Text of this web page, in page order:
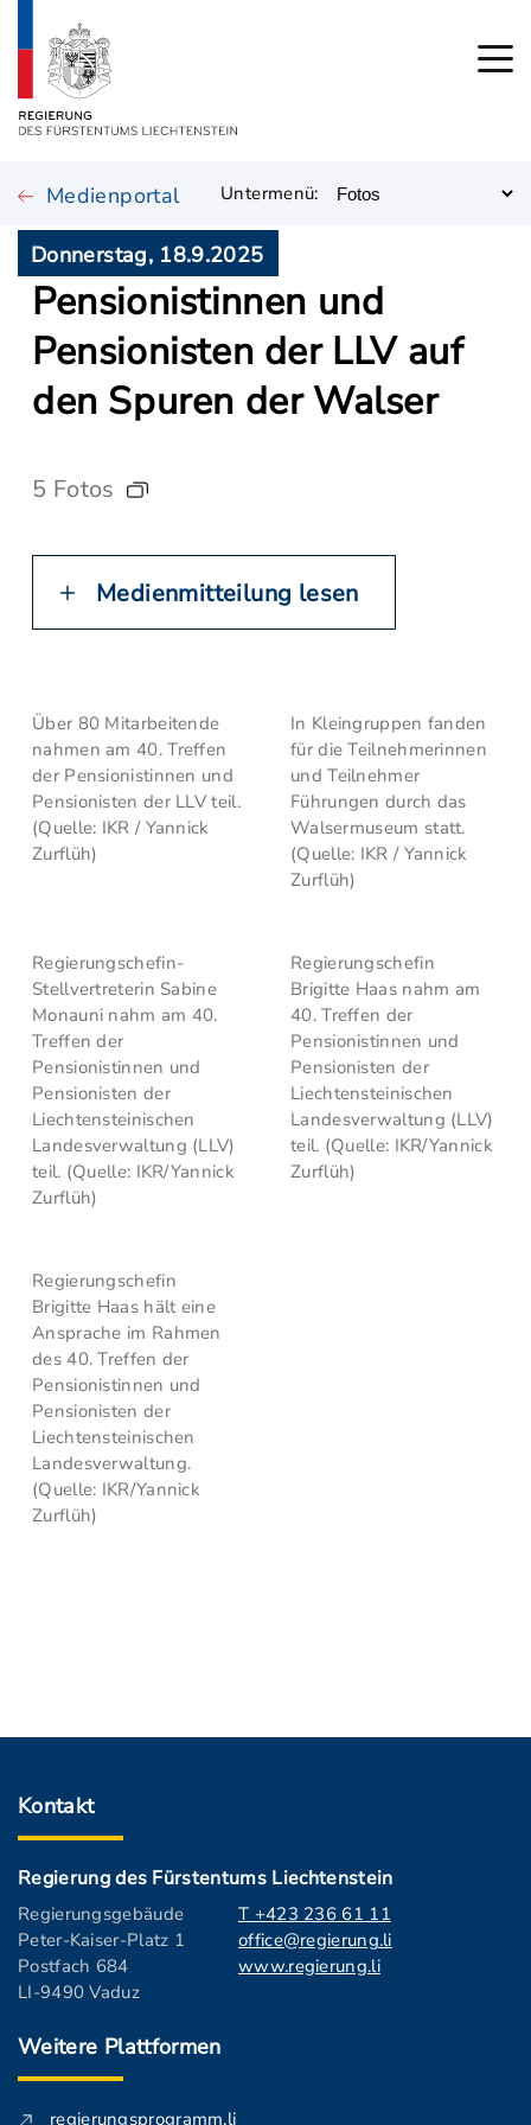
Medienportal Untermenü:
Donnerstag, 18.9.2025
Pensionistinnen und
Pensionisten der LLV auf
den Spuren der Walser
5 Fotos
Medienmitteilung lesen
Über 80 Mitarbeitende
nahmen am 40. Treffen
der Pensionistinnen und
Pensionisten der LLV teil.
(Quelle: IKR / Yannick
Zurflüh)
In Kleingruppen fanden
für die Teilnehmerinnen
und Teilnehmer
Führungen durch das
Walsermuseum statt.
(Quelle: IKR / Yannick
Zurflüh)
Regierungschefin-
Stellvertreterin Sabine
Monauni nahm am 40.
Treffen der
Pensionistinnen und
Pensionisten der
Liechtensteinischen
Landesverwaltung (LLV)
teil. (Quelle: IKR/Yannick
Zurflüh)
Regierungschefin
Brigitte Haas nahm am
40. Treffen der
Pensionistinnen und
Pensionisten der
Liechtensteinischen
Landesverwaltung (LLV)
teil. (Quelle: IKR/Yannick
Zurflüh)
Regierungschefin
Brigitte Haas hält eine
Ansprache im Rahmen
des 40. Treffen der
Pensionistinnen und
Pensionisten der
Liechtensteinischen
Landesverwaltung.
(Quelle: IKR/Yannick
Zurflüh)
Kontakt
Regierung des Fürstentums Liechtenstein
Regierungsgebäude
Peter-Kaiser-Platz 1
Postfach 684
LI-9490 Vaduz
T +423 236 61 11
office@regierung.li
www.regierung.li
Weitere Plattformen
regierungsprogramm.li